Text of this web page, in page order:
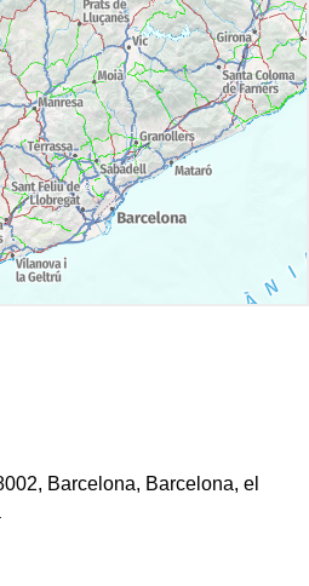
Barcelona, Barcelona, el